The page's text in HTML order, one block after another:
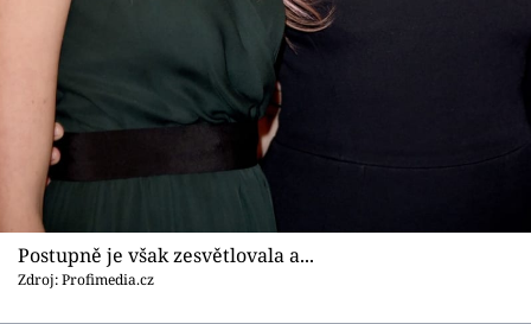
Postupně je však zesvětlovala a...
Zdroj: Profimedia.cz